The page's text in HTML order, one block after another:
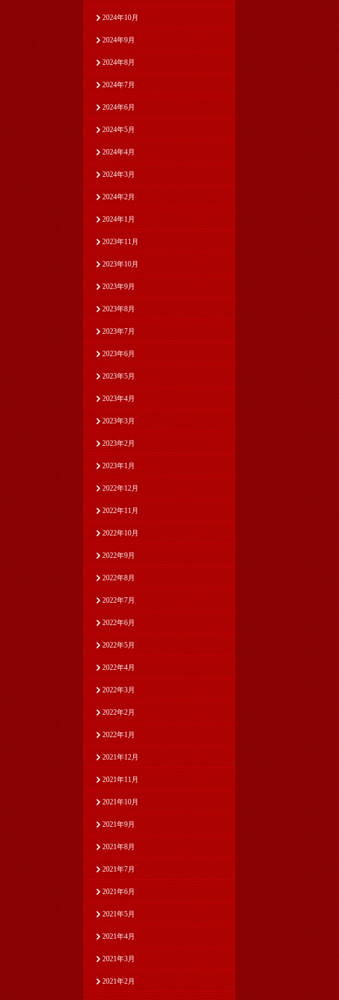
2024年10月
2024年9月
2024年8月
2024年7月
2024年6月
2024年5月
2024年4月
2024年3月
2024年2月
2024年1月
2023年11月
2023年10月
2023年9月
2023年8月
2023年7月
2023年6月
2023年5月
2023年4月
2023年3月
2023年2月
2023年1月
2022年12月
2022年11月
2022年10月
2022年9月
2022年8月
2022年7月
2022年6月
2022年5月
2022年4月
2022年3月
2022年2月
2022年1月
2021年12月
2021年11月
2021年10月
2021年9月
2021年8月
2021年7月
2021年6月
2021年5月
2021年4月
2021年3月
2021年2月